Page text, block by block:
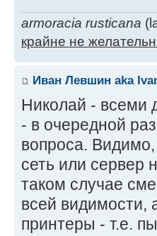
armoracia rusticana
крайне не
Иван Левшин aka
Николай - всеми
- в очередной
вопроса. Видимо,
сеть или сервер
таком случае
всей видимости,
принтеры - т.е.